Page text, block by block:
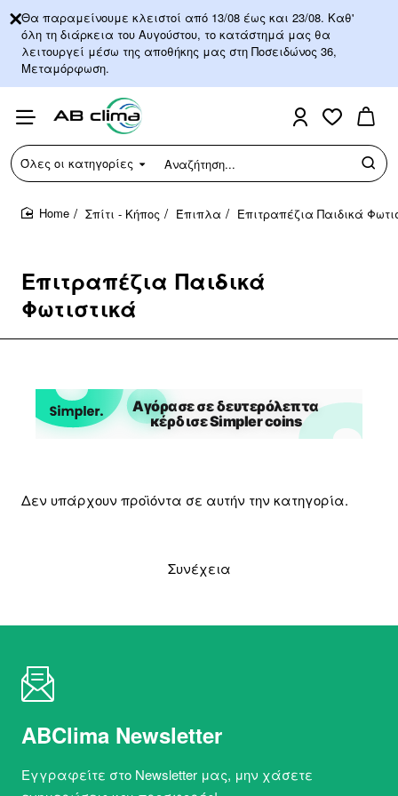
Θα παραμείνουμε κλειστοί από 13/08 έως και 23/08. Καθ'
όλη τη διάρκεια του Αυγούστου, το κατάστημά μας θα
λειτουργεί μέσω της αποθήκης μας στη Ποσειδώνος 36,
Μεταμόρφωση.
Όλες οι κατηγορίες
Αναζήτηση...
Επιτραπέζια Παιδικά
Φωτιστικά
Σπίτι - Κήπος Έπιπλα Επιτραπέζια Παιδικά
Δεν υπάρχουν προϊόντα σε αυτήν την κατηγορία.
Συνέχεια
ABClima Newsletter
Εγγραφείτε στο Newsletter μας, μην χάσετε